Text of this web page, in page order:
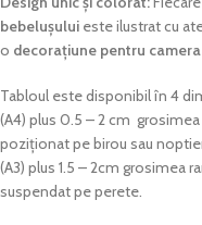
bebelușului este ilustrat cu
o decorațiune pentru
Tabloul este disponibil în 4
(A4) plus 0.5 – 2 cm
poziționat pe birou sau
(A3) plus 1.5 – 2cm grosimea
suspendat pe perete.